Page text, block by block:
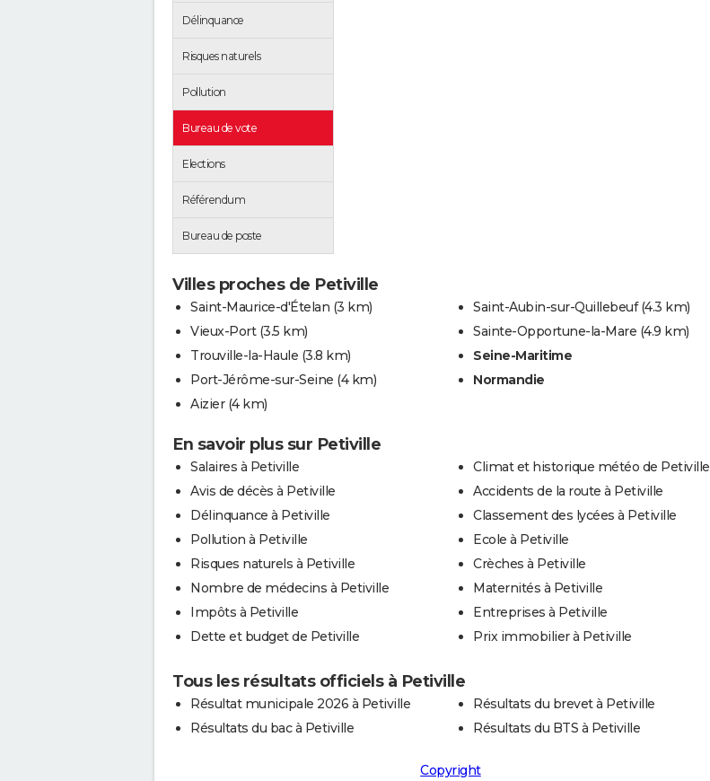
Délinquance
Risques naturels
Pollution
Bureau de vote
Elections
Référendum
Bureau de poste
Villes proches de Petiville
Saint-Maurice-d'Ételan (3 km)
Vieux-Port (3.5 km)
Trouville-la-Haule (3.8 km)
Port-Jérôme-sur-Seine (4 km)
Aizier (4 km)
Saint-Aubin-sur-Quillebeuf (4.3 km)
Sainte-Opportune-la-Mare (4.9 km)
Seine-Maritime
Normandie
En savoir plus sur Petiville
Salaires à Petiville
Avis de décès à Petiville
Délinquance à Petiville
Pollution à Petiville
Risques naturels à Petiville
Nombre de médecins à Petiville
Impôts à Petiville
Dette et budget de Petiville
Climat et historique météo de Petiville
Accidents de la route à Petiville
Classement des lycées à Petiville
Ecole à Petiville
Crèches à Petiville
Maternités à Petiville
Entreprises à Petiville
Prix immobilier à Petiville
Tous les résultats officiels à Petiville
Résultat municipale 2026 à Petiville
Résultats du bac à Petiville
Résultats du brevet à Petiville
Résultats du BTS à Petiville
Copyright